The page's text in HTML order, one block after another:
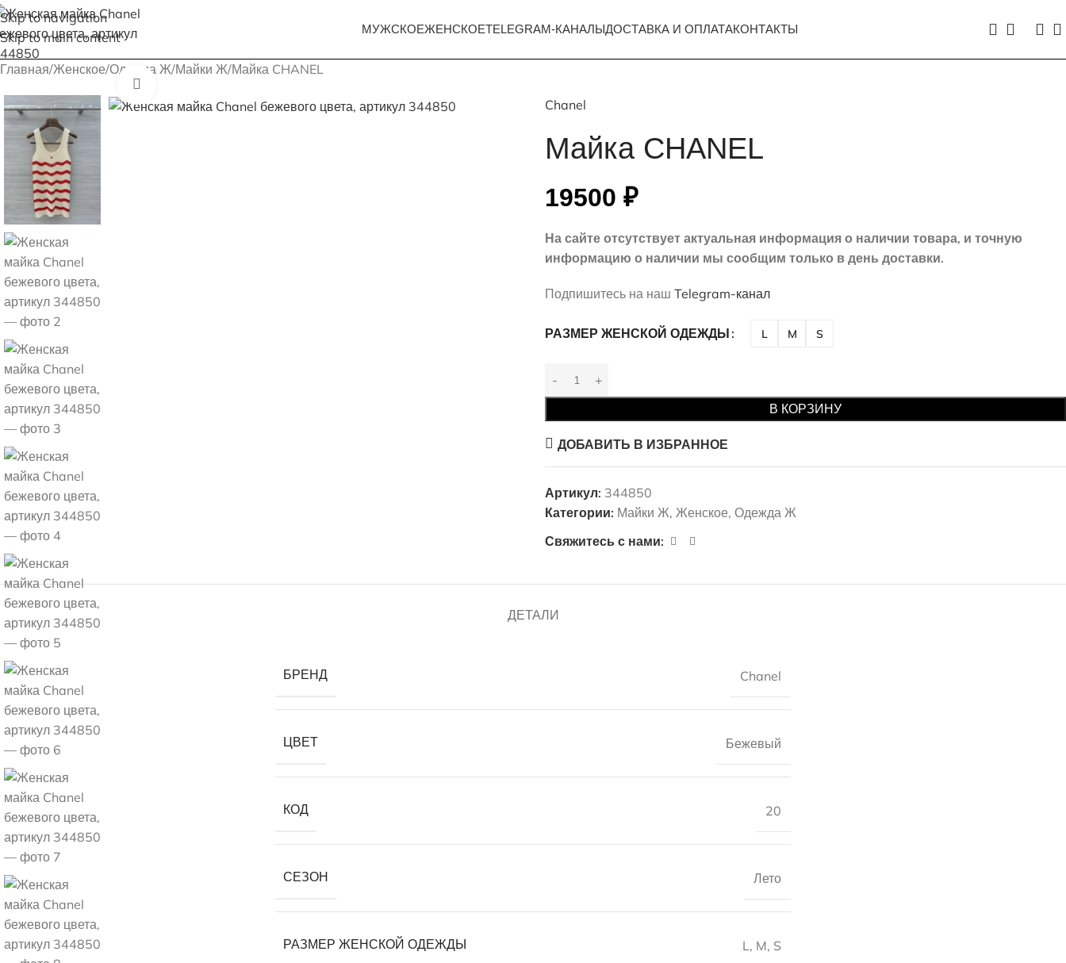
Skip to navigation
Skip to main content
МУЖСКОЕЖЕНСКОЕTELEGRAM-КАНАЛЫДОСТАВКА И ОПЛАТАКОНТАКТЫ
Главная Женское Одежда Ж Майки Ж Майка CHANEL
Chanel
Майка CHANEL
19500 ₽
На сайте отсутствует актуальная информация о наличии товара, и точную
информацию о наличии мы сообщим только в день доставки.
Подпишитесь на наш Telegram-канал
РАЗМЕР ЖЕНСКОЙ ОДЕЖДЫ L M S
В КОРЗИНУ
ДОБАВИТЬ В ИЗБРАННОЕ
Артикул: 344850
Категории: Майки Ж, Женское, Одежда Ж
Свяжитесь с нами:
ДЕТАЛИ
БРЕНД Chanel
ЦВЕТ Бежевый
КОД 20
СЕЗОН Лето
РАЗМЕР ЖЕНСКОЙ ОДЕЖДЫ L , M, S